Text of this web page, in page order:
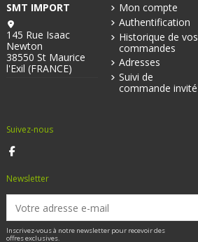
SMT IMPORT
145 Rue Isaac
Newton
38550 St Maurice
l'Exil (FRANCE)
Mon compte
Authentification
Historique de vos
commandes
Adresses
Suivi de
commande invité
Suivez-nous
Newsletter
Inscrivez-vous à notre newsletter pour recevoir des
offres exclusives.